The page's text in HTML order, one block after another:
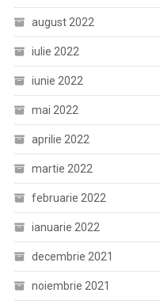
august 2022
iulie 2022
iunie 2022
mai 2022
aprilie 2022
martie 2022
februarie 2022
ianuarie 2022
decembrie 2021
noiembrie 2021